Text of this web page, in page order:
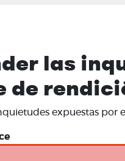
las
de
expuestas